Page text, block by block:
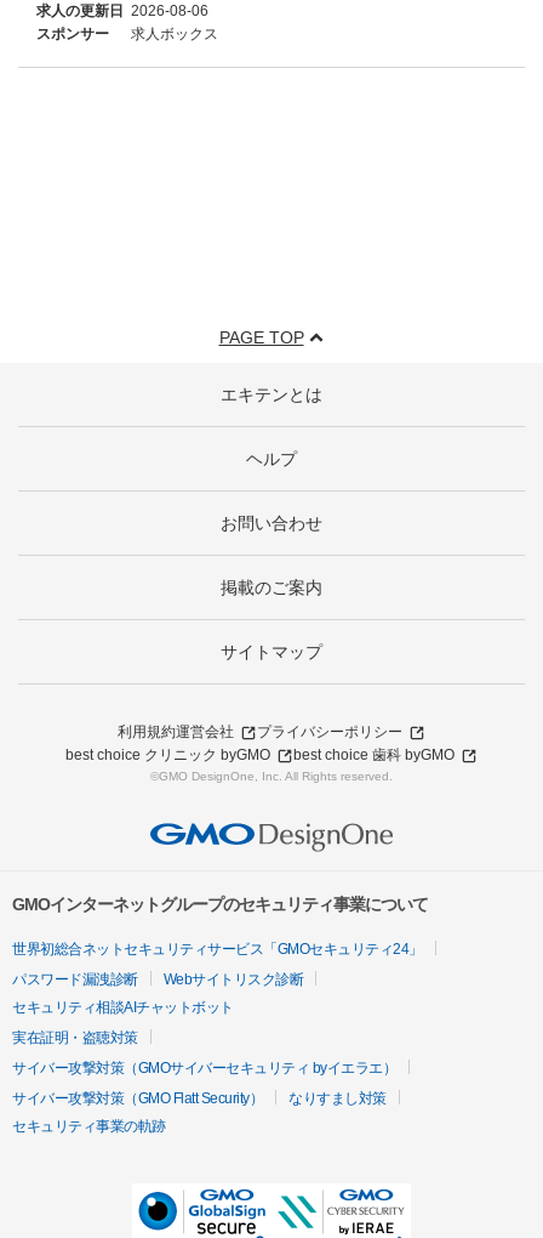
求人の更新日 2026-08-06
スポンサー
求人ボックス
PAGE TOP
エキテンとは
ヘルプ
お問い合わせ
掲載のご案内
サイトマップ
利用規約運営会社
プライバシーポリシー
best choice クリニック byGMO
best choice 歯科 byGMO
©GMO DesignOne, Inc. All Rights reserved.
GMOインターネットグループのセキュリティ事業について
世界初総合ネットセキュリティサービス「GMOセキュリティ24」
パスワード漏洩診断
Webサイトリスク診断
セキュリティ相談AIチャットボット
実在証明・盗聴対策
サイバー攻撃対策（GMOサイバーセキュリティ byイエラエ）
サイバー攻撃対策（GMO Flatt Security）
なりすまし対策
セキュリティ事業の軌跡